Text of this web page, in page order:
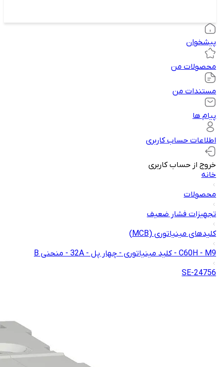
پیشخوان
محصولات من
مستندات من
پیام ها
اطلاعات حساب کاربری
خروج از حساب کاربری
خانه
محصولات
تجهیزات فشار ضعیف
کلیدهای مینیاتوری (MCB)
C60H - M9 - کلید مینیاتوری - چهار پل - 32A - منحنی B
24756-SE